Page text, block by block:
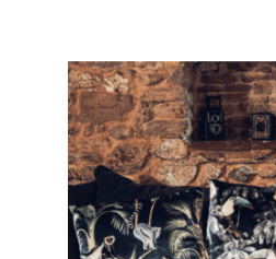
DÉCO
SUD